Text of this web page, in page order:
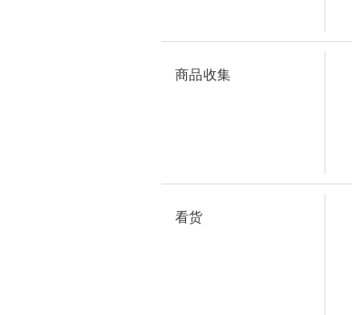
商品收集
看货